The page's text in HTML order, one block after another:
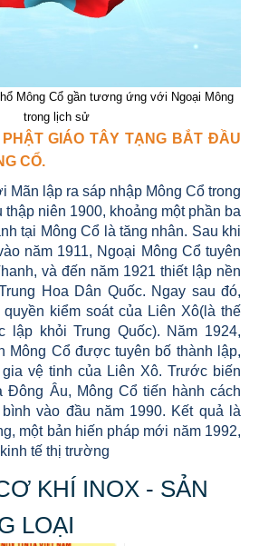
Mông Cổ gần tương ứng với Ngoại Mông
trong lịch sử
GIÁO TÂY TẠNG BẮT ĐẦU
CỔ.
Mãn lập ra sáp nhập Mông Cổ trong
niên 1900, khoảng một phần ba
tại Mông Cổ là tăng nhân. Sau khi
năm 1911, Ngoại Mông Cổ tuyên
và đến năm 1921 thiết lập nền
Hoa Dân Quốc. Ngay sau đó,
kiểm soát của Liên Xô(là thế
lập khỏi Trung Quốc). Năm 1924,
Mông Cổ được tuyên bố thành lập,
vệ tinh của Liên Xô. Trước biến
Đông Âu, Mông Cổ tiến hành cách
vào đầu năm 1990. Kết quả là
một bản hiến pháp mới năm 1992,
tế thị trường
KHÍ INOX - SẢN
LOẠI